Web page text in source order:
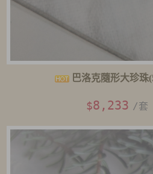
巴洛克隨形大珍珠
$8,233 /套